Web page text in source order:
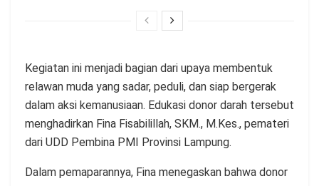
Kegiatan ini menjadi bagian dari upaya membentuk
relawan muda yang sadar, peduli, dan siap bergerak
dalam aksi kemanusiaan. Edukasi donor darah tersebut
menghadirkan Fina Fisabilillah, SKM., M.Kes., pemateri
dari UDD Pembina PMI Provinsi Lampung.
Dalam pemaparannya, Fina menegaskan bahwa donor